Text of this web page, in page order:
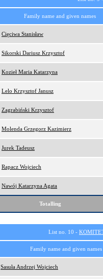
Family name and given names
Cięciwa Stanisław
Sikorski Dariusz Krzysztof
Kozieł Maria Katarzyna
Lelo Krzysztof Janusz
Zagrabiński Krzysztof
Molenda Grzegorz Kazimierz
Jurek Tadeusz
Rapacz Wojciech
Nawój Katarzyna Agata
Totalling
List no. 10 -
Family name and given names
Sasuła Andrzej Wojciech